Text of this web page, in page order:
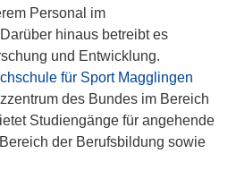
Personal im
hinaus betreibt es
und Entwicklung.
für Sport Magglingen
des Bundes im Bereich
Studiengänge für angehende
der Berufsbildung sowie